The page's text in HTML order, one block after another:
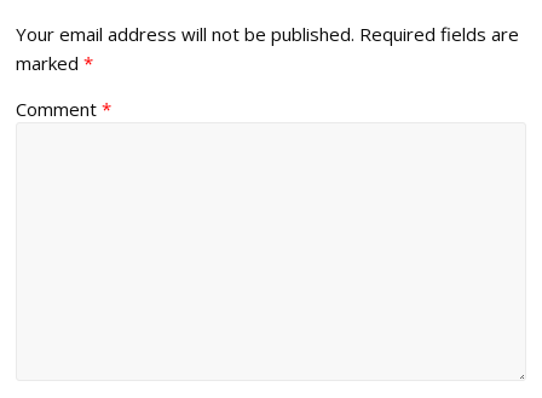
Your email address will not be published. Required fields are
marked*
Comment*